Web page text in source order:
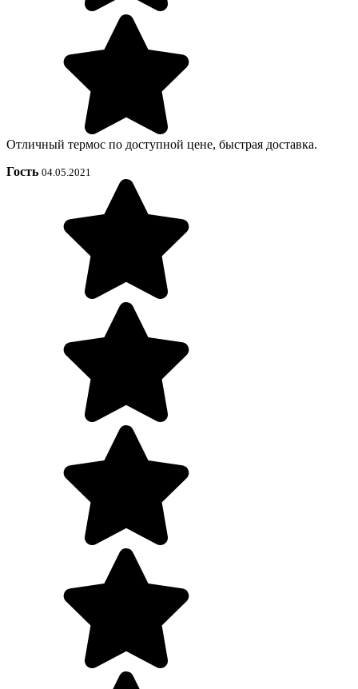
Отличный термос по доступной цене, быстрая доставка.
Гость 04.05.2021